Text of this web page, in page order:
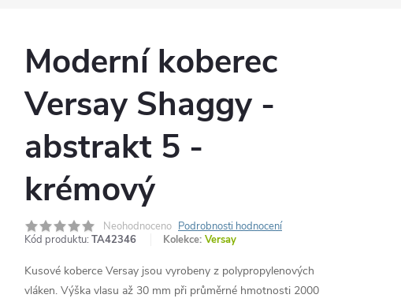
Moderní koberec
Versay Shaggy -
abstrakt 5 -
krémový
Neohodnoceno Podrobnosti hodnocení
Kód produktu: TA42346 Kolekce: Versay
Kusové koberce Versay jsou vyrobeny z polypropylenových
vláken. Výška vlasu až 30 mm při průměrné hmotnosti 2000